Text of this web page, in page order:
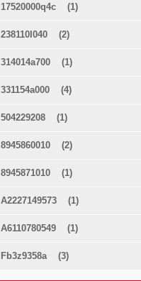
17520000q4c (1)
238110l040 (2)
314014a700 (1)
331154a000 (4)
504229208 (1)
8945860010 (2)
8945871010 (1)
A2227149573 (1)
A6110780549 (1)
Fb3z9358a (3)